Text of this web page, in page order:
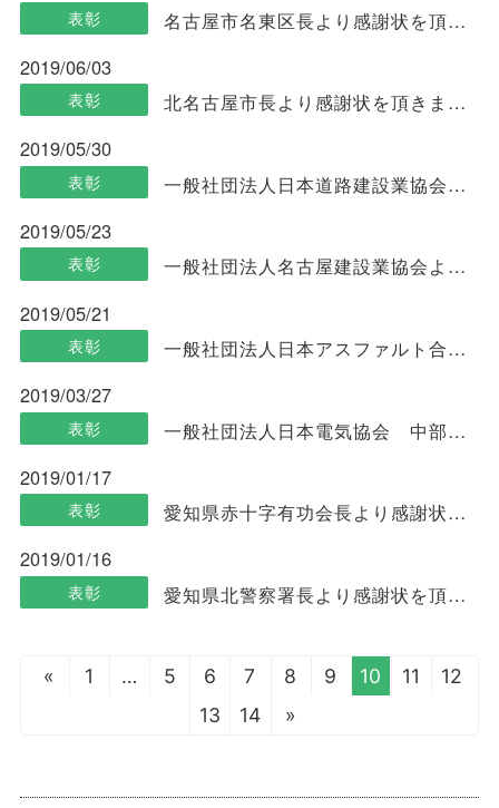
表彰
名古屋市名東区長より感謝状を頂きました
2019/06/03
表彰
北名古屋市長より感謝状を頂きました
2019/05/30
表彰
一般社団法人日本道路建設業協会より表彰状と記念品を頂きました
2019/05/23
表彰
一般社団法人名古屋建設業協会より表彰状を頂きました
2019/05/21
表彰
一般社団法人日本アスファルト合材協会より表彰状を頂きました
2019/03/27
表彰
一般社団法人日本電気協会 中部支部より表彰状を頂きました
2019/01/17
表彰
愛知県赤十字有功会長より感謝状を頂きました
2019/01/16
表彰 愛知県北警察署長より感謝状を頂きました
« 1 … 5 6 7 8 9 10 11
12
13
14 »